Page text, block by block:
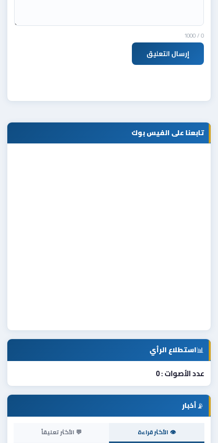
0
/ 1000
إرسال التعليق
تابعنا على الفيس بوك
📊استطلاع الرأي
عدد الأصوات : 0
📡أخبار
👁 الأكثر قراءة 💬 الأكثر تعليقاً